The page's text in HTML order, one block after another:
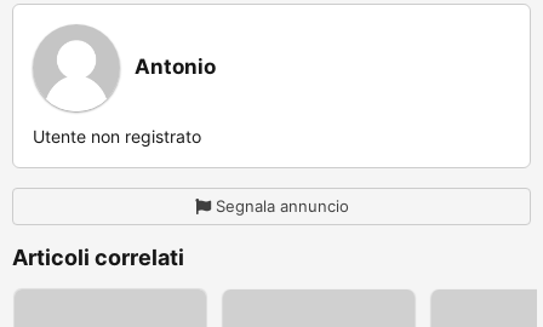
Antonio
Utente non registrato
Segnala annuncio
Articoli correlati